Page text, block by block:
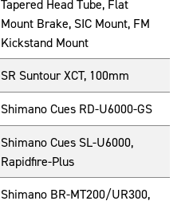
Tapered Head Tube, Flat
Mount Brake, SIC Mount, FM
Kickstand Mount
SR Suntour XCT, 100mm
Shimano Cues RD-U6000-GS
Shimano Cues SL-U6000,
Rapidfire-Plus
Shimano BR-MT200/UR300,